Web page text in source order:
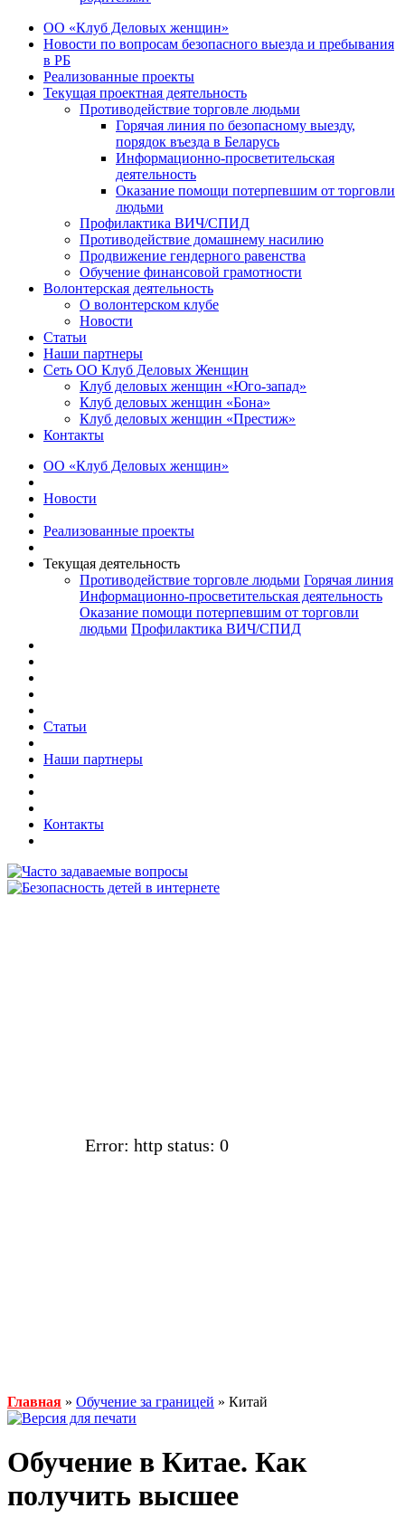
ОО «Клуб Деловых женщин»
Новости по вопросам безопасного выезда и пребывания
в РБ
Реализованные проекты
Текущая проектная деятельность
Противодействие торговле людьми
Горячая линия по безопасному выезду,
порядок въезда в Беларусь
Информационно-просветительская
деятельность
Оказание помощи потерпевшим от торговли
людьми
Профилактика ВИЧ/СПИД
Противодействие домашнему насилию
Продвижение гендерного равенства
Обучение финансовой грамотности
Волонтерская деятельность
О волонтерском клубе
Новости
Статьи
Наши партнеры
Сеть ОО Клуб Деловых Женщин
Клуб деловых женщин «Юго-запад»
Клуб деловых женщин «Бона»
Клуб деловых женщин «Престиж»
Контакты
ОО «Клуб Деловых женщин»
Новости
Реализованные проекты
Текущая деятельность
Противодействие торговле людьми Горячая линия
Информационно-просветительская деятельность
Оказание помощи потерпевшим от торговли
людьми Профилактика ВИЧ/СПИД
Статьи
Наши партнеры
Контакты
Error: http status: 0
Главная » Обучение за границей » Китай
Обучение в Китае. Как
получить высшее